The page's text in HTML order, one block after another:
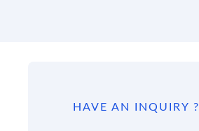
HAVE AN INQUIRY ?